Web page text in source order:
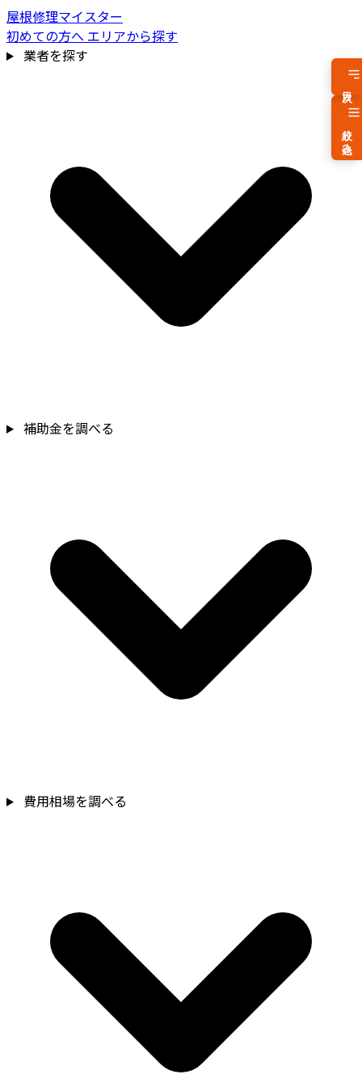
屋根修理マイスター
初めての方へ エリアから探す
業者を探す
補助金を調べる
費用相場を調べる
費用相場を見る
絞り込み